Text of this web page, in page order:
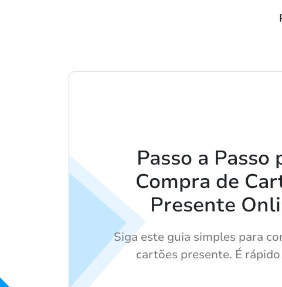
Passo a Passo
Compra de
Presente
Siga este guia simples para
cartões presente. É